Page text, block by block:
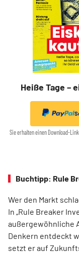
Heiße Tage –
Sie erhalten einen Download-
Buchtipp: Rule
Wer den Markt
In „Rule Breaker
außergewöhnliche
Denkern entdeckt
setzt er auf